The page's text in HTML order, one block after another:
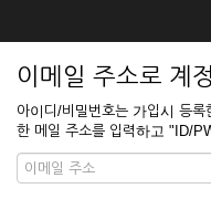
이메일 주소로 계
아이디/비밀번호는 가입시 등
한 메일 주소를 입력하고 "ID/